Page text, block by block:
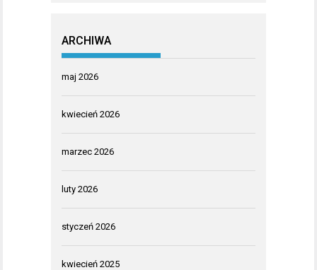
ARCHIWA
maj 2026
kwiecień 2026
marzec 2026
luty 2026
styczeń 2026
kwiecień 2025